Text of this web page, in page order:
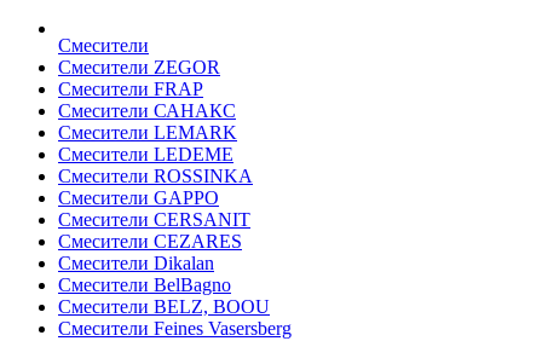
Смесители
Смесители ZEGOR
Смесители FRAP
Смесители САНАКС
Смесители LEMARK
Смесители LEDEME
Смесители ROSSINKA
Смесители GAPPO
Смесители CERSANIT
Смесители CEZARES
Смесители Dikalan
Смесители BelBagno
Смесители BELZ, BOOU
Смесители Feines Vasersberg